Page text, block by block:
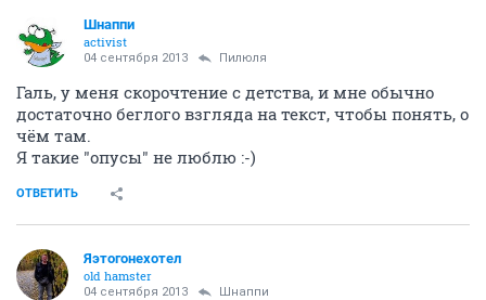
Шнаппи
activist
04 сентября 2013 Пилюля
Галь, у меня скорочтение с детства, и мне обычно
достаточно беглого взгляда на текст, чтобы понять, о
чём там.
Я такие "опусы" не люблю :-)
ОТВЕТИТЬ
Яэтогонехотел
old hamster
04 сентября 2013 Шнаппи